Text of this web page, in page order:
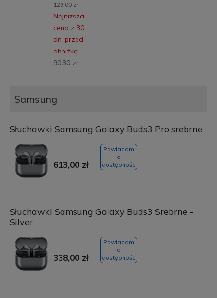
129,00 zł
Najniższa
cena z 30
dni przed
obniżką:
90,30 zł
Samsung
Słuchawki Samsung Galaxy Buds3 Pro srebrne
613,00 zł
Powiadom
o
dostępności
Słuchawki Samsung Galaxy Buds3 Srebrne -
Silver
338,00 zł
Powiadom
o
dostępności